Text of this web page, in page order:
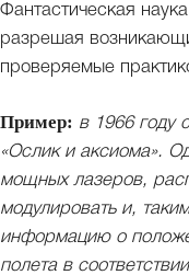
Фантастическая
разрешая
проверяемые
Пример: в 1966 году
«Ослик и аксиома».
мощных лазеров,
модулировать и,
информацию о
полета в